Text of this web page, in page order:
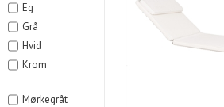
Eg
Grå
Hvid
Krom
Mørkegråt